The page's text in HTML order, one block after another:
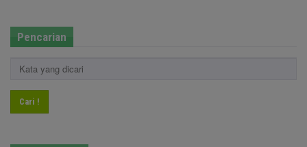
Pencarian
Cari !